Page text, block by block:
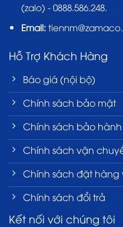
(zalo) - 0888.586.248.
Email:
Hỗ Trợ Khách Hàng
Báo giá (nội bộ)
Chính sách bảo mật
Chính sách bảo hành
Chính sách vận
Chính sách đặt
Chính sách đổi trả
Kết nối với chúng tôi